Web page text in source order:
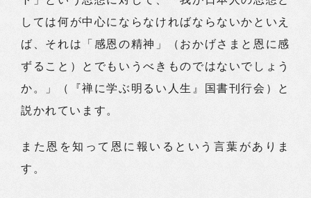
しては何が中心にならなければならないかといえ
ば、それは「感恩の精神」（おかげさまと恩に感
ずること）とでもいうべきものではないでしょう
か。」（『禅に学ぶ明るい人生』国書刊行会）と
説かれています。
また恩を知って恩に報いるという言葉がありま
す。